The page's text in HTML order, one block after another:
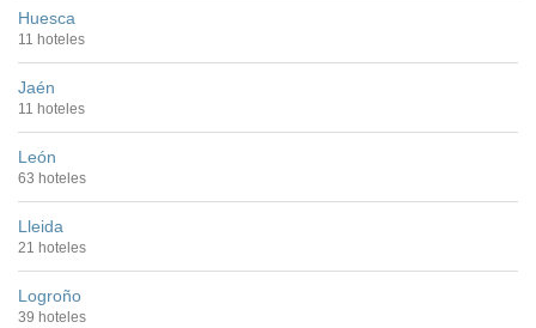
Huesca
11 hoteles
Jaén
11 hoteles
León
63 hoteles
Lleida
21 hoteles
Logroño
39 hoteles